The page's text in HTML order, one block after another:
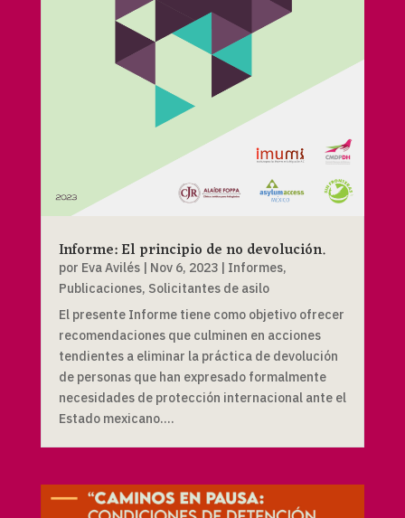
Informe: El principio de no devolución.
por Eva Avilés| Nov 6, 2023| Informes,
Publicaciones, Solicitantes de asilo
El presente Informe tiene como objetivo ofrecer
recomendaciones que culminen en acciones
tendientes a eliminar la práctica de devolución
de personas que han expresado formalmente
necesidades de protección internacional ante el
Estado mexicano....